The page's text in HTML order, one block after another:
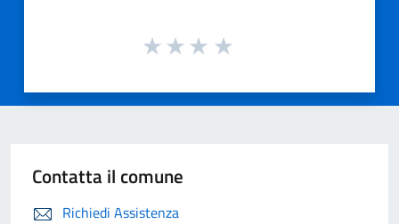
Contatta il comune
Richiedi Assistenza